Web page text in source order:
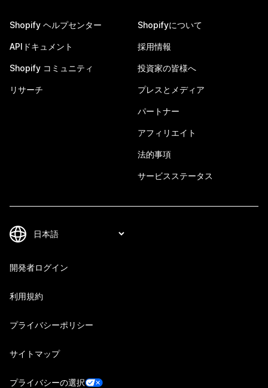
Shopify ヘルプセンター
APIドキュメント
Shopify コミュニティ
リサーチ
Shopifyについて
採用情報
投資家の皆様へ
プレスとメディア
パートナー
アフィリエイト
法的事項
サービスステータス
開発者ログイン
利用規約
プライバシーポリシー
サイトマップ
プライバシーの選択